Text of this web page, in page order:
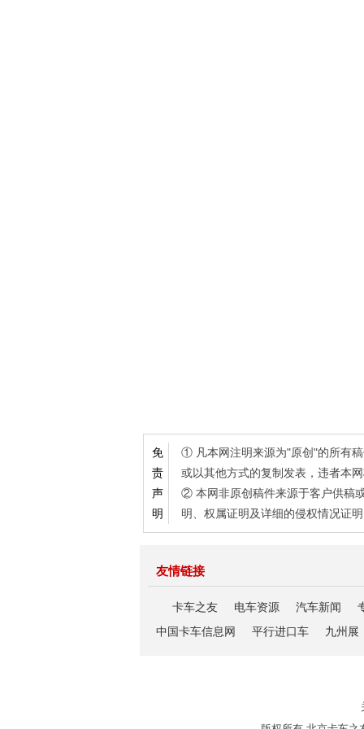
免
责
声
明
① 凡本网注明来源为"原创"的所有
或以其他方式的复制发表，违者本
② 本网非原创稿件来源于客户供稿
明、权属证明及详细的侵权情况证
友情链接
卡车之友 电车资源 汽车新闻
中国卡车信息网
平行进口车 九州展